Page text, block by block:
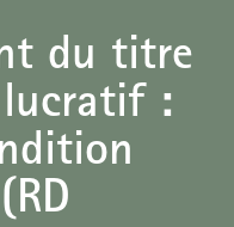
du titre
: